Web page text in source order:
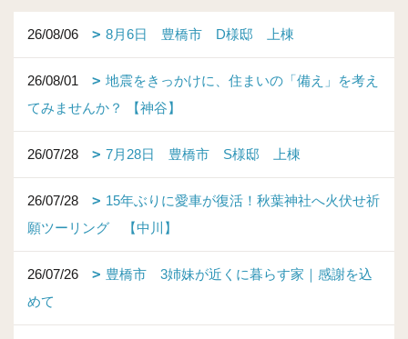
26/08/06 8月6日 豊橋市 D様邸 上棟
26/08/01
地震をきっかけに、住まいの「備え」を考え
てみませんか？ 【神谷】
26/07/28 7月28日 豊橋市 S様邸 上棟
26/07/28
15年ぶりに愛車が復活！秋葉神社へ火伏せ祈
願ツーリング 【中川】
26/07/26
豊橋市 3姉妹が近くに暮らす家｜感謝を込
めて